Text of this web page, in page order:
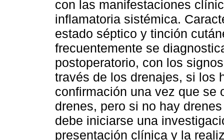
con las manifestaciones
inflamatoria sistémica.
estado séptico y tinción
frecuentemente se
postoperatorio, con los
través de los drenajes, si los
confirmación una vez que se
drenes, pero si no hay
debe iniciarse una
presentación clínica y la